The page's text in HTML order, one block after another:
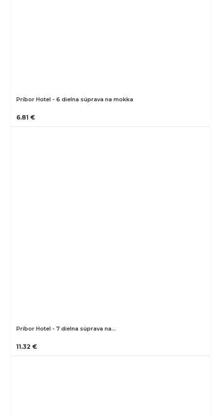
Príbor Hotel - 6 dielna súprava na mokka
6.81 €
Príbor Hotel - 7 dielna súprava na…
11.32 €